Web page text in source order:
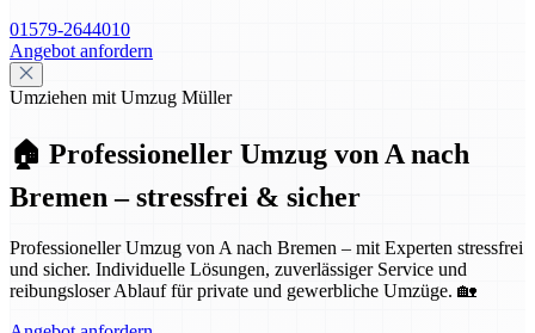
01579-2644010
Angebot anfordern
Umziehen mit Umzug Müller
🏠 Professioneller Umzug von A nach
Bremen – stressfrei & sicher
Professioneller Umzug von A nach Bremen – mit Experten stressfrei
und sicher. Individuelle Lösungen, zuverlässiger Service und
reibungsloser Ablauf für private und gewerbliche Umzüge. 🏡